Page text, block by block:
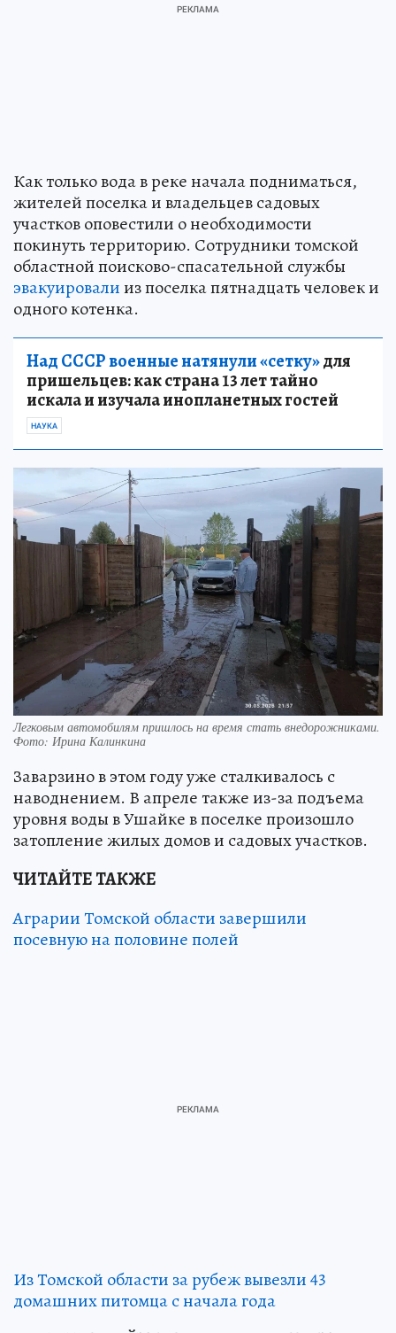
Как только вода в реке начала подниматься,
жителей поселка и владельцев садовых
участков оповестили о необходимости
покинуть территорию. Сотрудники томской
областной поисково-спасательной службы
эвакуировалииз поселка пятнадцать человек и
одного котенка.
Над СССР военные натянули «сетку»для
пришельцев: как страна 13 лет тайно
искала и изучала инопланетных гостей
НАУКА
Легковым автомобилям пришлось на время стать внедорожниками.
Фото: Ирина Калинкина
Заварзино в этом году уже сталкивалось с
наводнением. В апреле также из-за подъема
уровня воды в Ушайке в поселке произошло
затопление жилых домов и садовых участков.
ЧИТАЙТЕ ТАКЖЕ
Аграрии Томской области завершили
посевную на половине полей
Из Томской области за рубеж вывезли 43
домашних питомца с начала года